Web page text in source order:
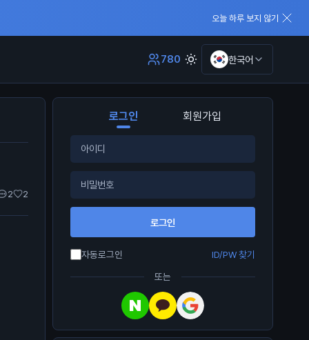
오늘 하루 보지 않기
780 한국어
2 2
로그인 회원가입
로그인
자동로그인
ID/PW 찾기
또는